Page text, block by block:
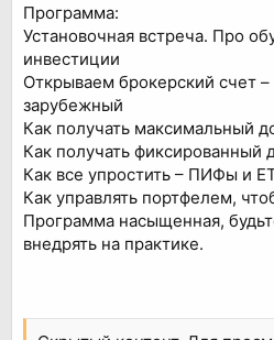
Программа:
Установочная встреча. Про
инвестиции
Открываем брокерский счет –
зарубежный
Как получать максимальный
Как получать фиксированный
Как все упростить – ПИФы и
Как управлять портфелем,
Программа насыщенная,
внедрять на практике.